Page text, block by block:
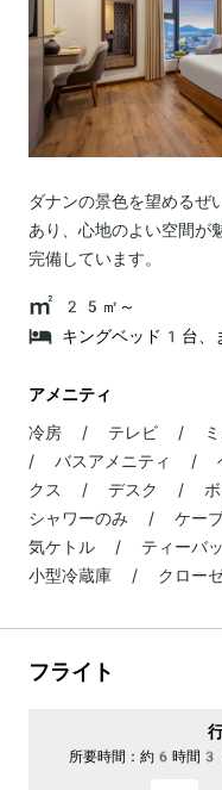
ダナンの景色を望めるぜ
あり、心地のよい空間が
完備しています。
25㎡～
キングベッド1台、
アメニティ
冷房 / テレビ / ミ
/ バスアメニティ /
クス / デスク / ボ
シャワーのみ / ケ
気ケトル / ティーバ
小型冷蔵庫 / クローゼ
フライト
所要時間： 約6時間